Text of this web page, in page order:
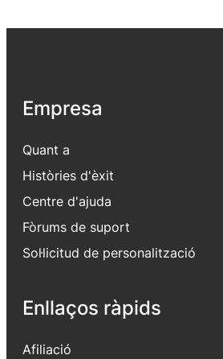
Empresa
Quant a
Històries d'èxit
Centre d'ajuda
Fòrums de suport
Sol·licitud de personalització
Enllaços ràpids
Afiliació